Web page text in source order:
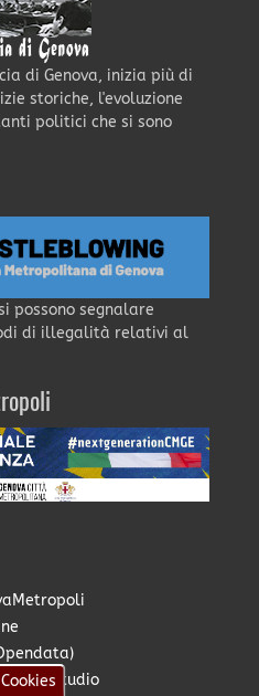
di Genova, inizia più di
storiche, l'evoluzione
politici che si sono
possono segnalare
di illegalità relativi al
allo Studio